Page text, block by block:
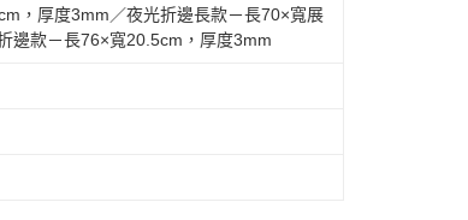
，厚度3mm／夜光折邊長款－長70×寬展
邊款－長76×寬20.5cm，厚度3mm